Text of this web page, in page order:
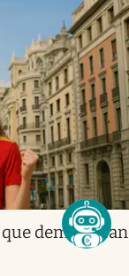
demuestran